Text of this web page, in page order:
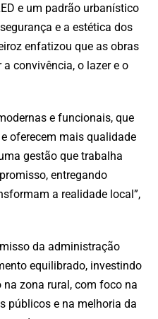
e um padrão urbanístico
e a estética dos
enfatizou que as obras
convivência, o lazer e o
e funcionais, que
oferecem mais qualidade
gestão que trabalha
entregando
a realidade local”,
da administração
equilibrado, investindo
zona rural, com foco na
públicos e na melhoria da